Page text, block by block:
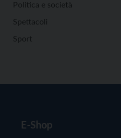
Politica e società
Spettacoli
Sport
E-Shop